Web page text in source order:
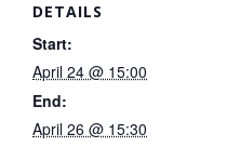
DETAILS
Start:
April 24 @ 15:00
End:
April 26 @ 15:30